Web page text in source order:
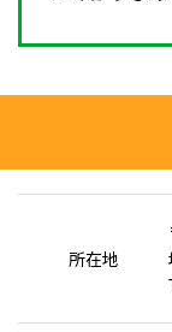
所在地